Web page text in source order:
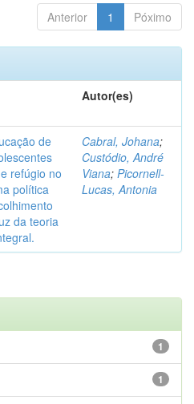
Anterior 1 Póximo
Autor(es)
de
refúgio no
política
da teoria
Cabral, Johana;
Custódio, André
Viana; Picornell-
Lucas, Antonia
1
1